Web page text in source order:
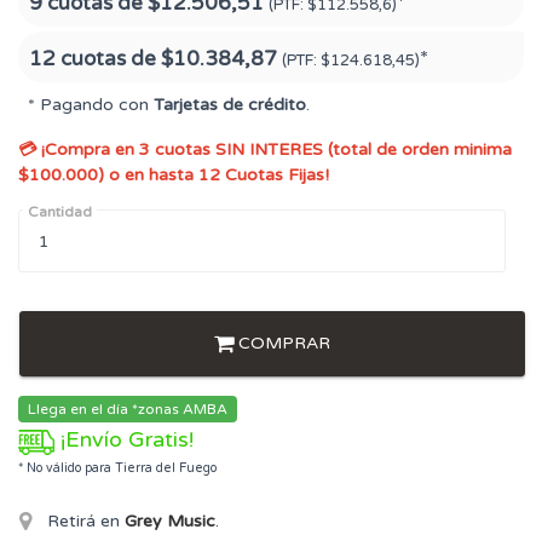
(PTF: $112.558,6)
12 cuotas de$10.384,87 (PTF: $124.618,45)*
* Pagando con Tarjetas de crédito.
💳 ¡Compra en 3 cuotas SIN INTERES (total de orden minima
$100.000) o en hasta 12 Cuotas Fijas!
Cantidad
COMPRAR
Llega en el día *zonas AMBA
¡Envío Gratis!
* No válido para Tierra del Fuego
Retirá en Grey Music.